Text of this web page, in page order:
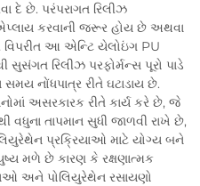
દે છે. પરંપરાગત રિલીઝ
કરવાની જરૂર હોય છે અથવા
વિપરીત આ એન્ટિ યેલોઇંગ PU
રિલીઝ પરફોર્મન્સ પૂરો પાડે
નોંધપાત્ર રીતે ઘટાડાય છે.
અસરકારક રીતે કાર્ય કરે છે, જે
વધુના તાપમાન સુધી જાળવી રાખે છે,
પ્રક્રિયાઓ માટે યોગ્ય બને
મળે છે કારણ કે રક્ષણાત્મક
અને પોલિયુરેથેન રસાયણો